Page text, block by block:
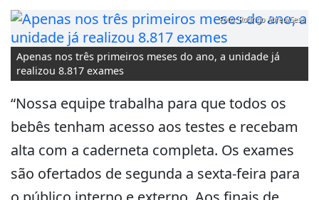
Apenas nos três primeiros meses do ano, a unidade já
realizou 8.817 exames
Foto: Rodrigo Abreu/Sesa
“Nossa equipe trabalha para que todos os
bebês tenham acesso aos testes e recebam
alta com a caderneta completa. Os exames
são ofertados de segunda a sexta-feira para